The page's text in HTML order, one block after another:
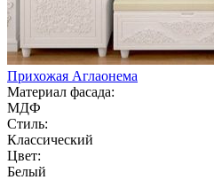
Прихожая Аглаонема
Материал фасада:
МДФ
Стиль:
Классический
Цвет:
Белый